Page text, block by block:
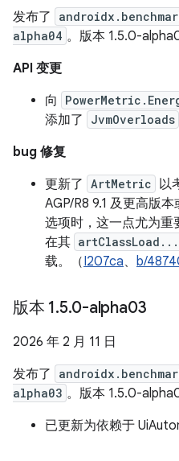
发布了
alpha04 。版本 1.5.0-
API 变更
向
添加了 JvmOverloads
bug 修复
更新了 ArtMetric 以
AGP/R8 9.1 及更高版本
选项时，这一点尤为重
在其 artClassLoad...
载。（I207ca、 b/
版本 1.5.0-alpha03
2026 年 2 月 11 日
发布了
alpha03 。版本 1.5.0-
已更新为依赖于